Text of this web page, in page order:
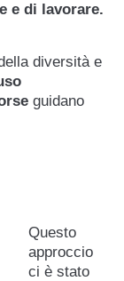
e di lavorare.
diversità e
guidano
Questo
approccio
ci è stato